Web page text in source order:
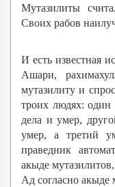
Мутазилиты
Своих рабов
И есть известная
Ашари,
мутазилиту и
троих людях: один
дела и умер,
умер, а третий
праведник
акыде
Ад согласно акыде